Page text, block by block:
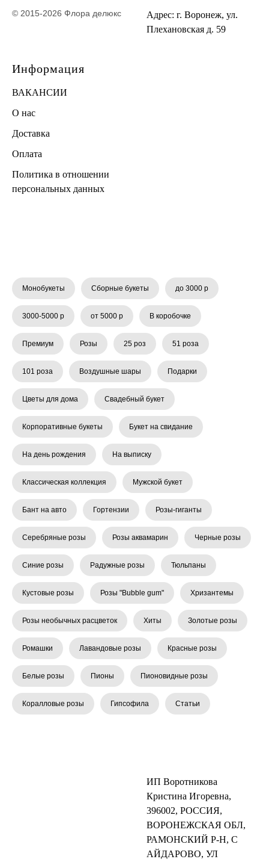
© 2015-2026 Флора делюкс
Адрес: г. Воронеж, ул.
Плехановская д. 59
Информация
ВАКАНСИИ
О нас
Доставка
Оплата
Политика в отношении
персональных данных
Монобукеты Сборные букеты до 3000 р
3000-5000 р от 5000 р В коробочке
Премиум Розы 25 роз 51 роза
101 роза Воздушные шары Подарки
Цветы для дома Свадебный букет
Корпоративные букеты Букет на свидание
На день рождения На выписку
Классическая коллекция Мужской букет
Бант на авто Гортензии Розы-гиганты
Серебряные розы Розы аквамарин Черные розы
Синие розы Радужные розы Тюльпаны
Кустовые розы Розы "Bubble gum" Хризантемы
Розы необычных расцветок Хиты Золотые розы
Ромашки Лавандовые розы Красные розы
Белые розы Пионы Пионовидные розы
Коралловые розы Гипсофила Статьи
ИП Воротникова
Кристина Игоревна,
396002, РОССИЯ,
ВОРОНЕЖСКАЯ ОБЛ,
РАМОНСКИЙ Р-Н, С
АЙДАРОВО, УЛ